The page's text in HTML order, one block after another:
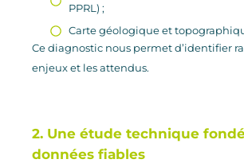
PPRL) ;
Carte géologique et
Ce diagnostic nous permet d’identifier
enjeux et les attendus.
2. Une étude technique
données fiables